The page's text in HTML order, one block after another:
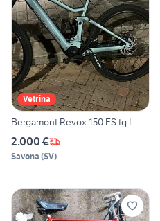
Vetrina
Bergamont Revox 150 FS tg L
2.000 €
Savona (SV)